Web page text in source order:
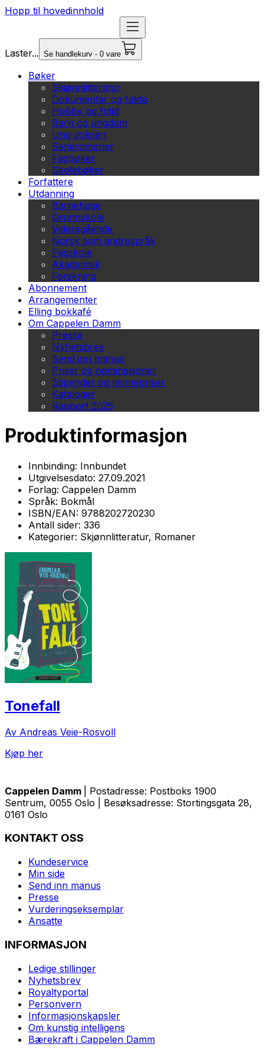
Hopp til hovedinnhold
Laster... Se handlekurv - 0 vare
Bøker
Skjønnlitteratur
Dokumentar og fakta
Hobby og fritid
Barn og ungdom
Ung voksen
Serieromaner
Fagbøker
Skolebøker
Forfattere
Utdanning
Barnehage
Grunnskole
Videregående
Norsk som andrespråk
Fagskole
Akademisk
Forskning
Abonnement
Arrangementer
Elling bokkafé
Om Cappelen Damm
Presse
Nyhetsbrev
Send inn manus
Priser og nominasjoner
Stipender og minnepriser
Kataloger
Rapport 2025
Produktinformasjon
Innbinding: Innbundet
Utgivelsesdato: 27.09.2021
Forlag: Cappelen Damm
Språk: Bokmål
ISBN/EAN: 9788202720230
Antall sider: 336
Kategorier: Skjønnlitteratur, Romaner
Tonefall
Av Andreas Veie-Rosvoll
Kjøp her
Cappelen Damm
| Postadresse: Postboks 1900
Sentrum, 0055 Oslo | Besøksadresse: Stortingsgata 28,
0161 Oslo
KONTAKT OSS
Kundeservice
Min side
Send inn manus
Presse
Vurderingseksemplar
Ansatte
INFORMASJON
Ledige stillinger
Nyhetsbrev
Royaltyportal
Personvern
Informasjonskapsler
Om kunstig intelligens
Bærekraft i Cappelen Damm